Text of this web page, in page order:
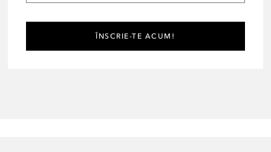
ÎNSCRIE-TE ACUM!